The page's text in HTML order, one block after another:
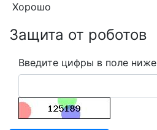
Хорошо
Защита от роботов
Введите цифры в поле ниже